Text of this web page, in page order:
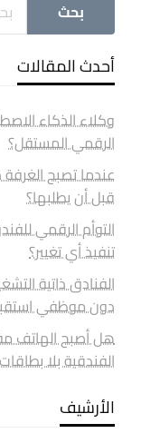
أحدث المقالات
وكلاء الذكاء
الرقمي المستقل؟
عندما تصبح
قبل أن يطلبها؟
التوأم الرقمي
تنفيذ أي تغيير؟
الفنادق ذاتية
دون موظفي
هل أصبح الهاتف
الفندقية بلا
الأرشيف